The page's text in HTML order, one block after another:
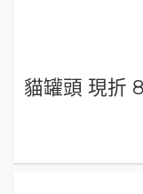
貓罐頭 現折